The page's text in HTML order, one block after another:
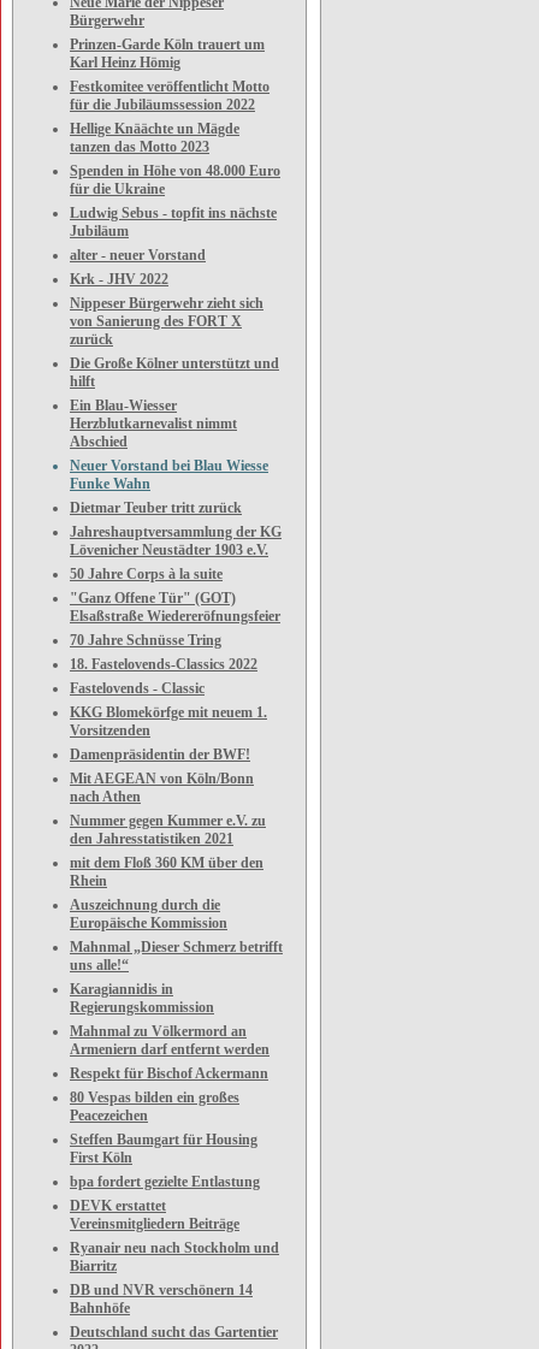
Bürgerwehr
Prinzen-Garde Köln trauert um
Karl Heinz Hömig
Festkomitee veröffentlicht Motto
für die Jubiläumssession 2022
Hellige Knäächte un Mägde
tanzen das Motto 2023
Spenden in Höhe von 48.000 Euro
für die Ukraine
Ludwig Sebus - topfit ins nächste
Jubiläum
alter - neuer Vorstand
Krk - JHV 2022
Nippeser Bürgerwehr zieht sich
von Sanierung des FORT X
zurück
Die Große Kölner unterstützt und
hilft
Ein Blau-Wiesser
Herzblutkarnevalist nimmt
Abschied
Neuer Vorstand bei Blau Wiesse
Funke Wahn
Dietmar Teuber tritt zurück
Jahreshauptversammlung der KG
Lövenicher Neustädter 1903 e.V.
50 Jahre Corps à la suite
"Ganz Offene Tür" (GOT)
Elsaßstraße Wiedereröfnungsfeier
70 Jahre Schnüsse Tring
18. Fastelovends-Classics 2022
Fastelovends - Classic
KKG Blomekörfge mit neuem 1.
Vorsitzenden
Damenpräsidentin der BWF!
Mit AEGEAN von Köln/Bonn
nach Athen
Nummer gegen Kummer e.V. zu
den Jahresstatistiken 2021
mit dem Floß 360 KM über den
Rhein
Auszeichnung durch die
Europäische Kommission
Mahnmal „Dieser Schmerz betrifft
uns alle!“
Karagiannidis in
Regierungskommission
Mahnmal zu Völkermord an
Armeniern darf entfernt werden
Respekt für Bischof Ackermann
80 Vespas bilden ein großes
Peacezeichen
Steffen Baumgart für Housing
First Köln
bpa fordert gezielte Entlastung
DEVK erstattet
Vereinsmitgliedern Beiträge
Ryanair neu nach Stockholm und
Biarritz
DB und NVR verschönern 14
Bahnhöfe
Deutschland sucht das Gartentier